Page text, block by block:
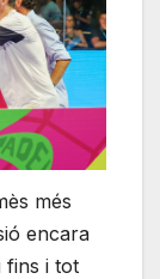
més
encara
fins i tot